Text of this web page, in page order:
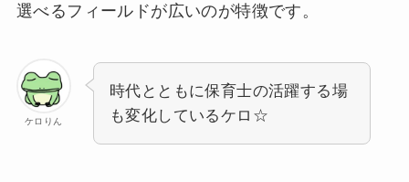
選べるフィールドが広いのが特徴です。
ケロりん
時代とともに保育士の活躍する場
も変化しているケロ☆